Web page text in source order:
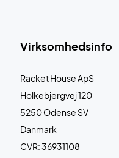
Virksomhedsinfo
Racket House ApS
Holkebjergvej 120
5250 Odense SV
Danmark
CVR: 36931108